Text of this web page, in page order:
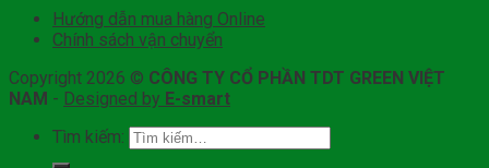
Hướng dẫn mua hàng Online
Chính sách vận chuyển
Copyright 2026 © CÔNG TY CỔ PHẦN TDT GREEN VIỆT
NAM - Designed by E-smart
Tìm kiếm: